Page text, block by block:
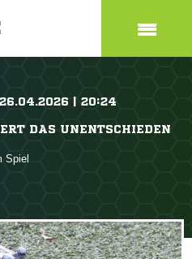
| 20:24
DAS UNENTSCHIEDEN
Spiel